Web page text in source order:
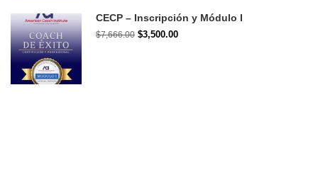
CECP – Inscripción y Módulo I
$7,666.00 $3,500.00